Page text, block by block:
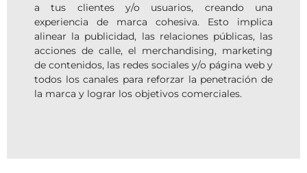
a tus clientes y/o usuarios, creando una
experiencia de marca cohesiva. Esto implica
alinear la publicidad, las relaciones públicas, las
acciones de calle, el merchandising, marketing
de contenidos, las redes sociales y/o página web y
todos los canales para reforzar la penetración de
la marca y lograr los objetivos comerciales.